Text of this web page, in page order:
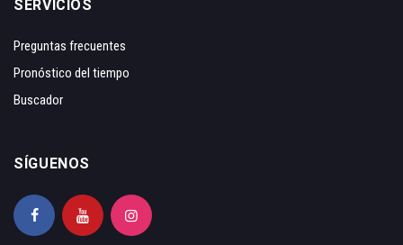
SERVICIOS
Preguntas frecuentes
Pronóstico del tiempo
Buscador
SÍGUENOS